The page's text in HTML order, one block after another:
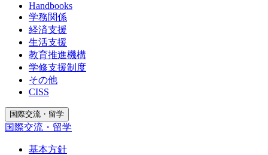
Handbooks
学務関係
経済支援
生活支援
教育推進機構
学修支援制度
その他
CISS
国際交流・留学
国際交流・留学
基本方針